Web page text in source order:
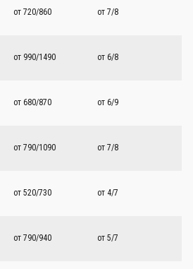
от 720/860 от 7/8
от 990/1490 от 6/8
от 680/870 от 6/9
от 790/1090 от 7/8
от 520/730 от 4/7
от 790/940 от 5/7